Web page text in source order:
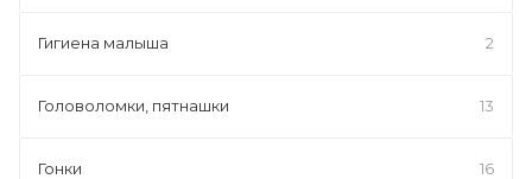
Гигиена малыша 2
Головоломки, пятнашки 13
Гонки 16